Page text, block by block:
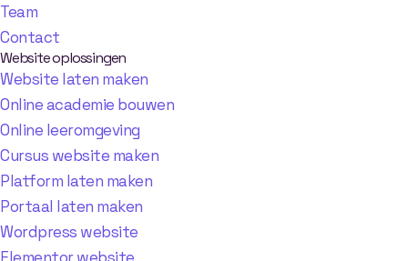
Team
Contact
Website oplossingen
Website laten maken
Online academie bouwen
Online leeromgeving
Cursus website maken
Platform laten maken
Portaal laten maken
Wordpress website